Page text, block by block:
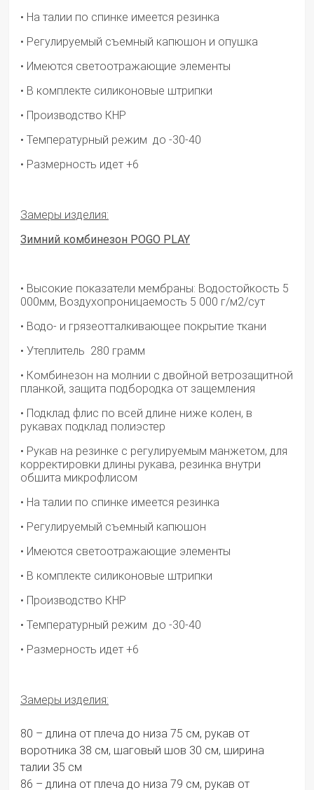
• На талии по спинке имеется резинка
• Регулируемый съемный капюшон и опушка
• Имеются светоотражающие элементы
• В комплекте силиконовые штрипки
• Производство КНР
• Температурный режим до -30-40
• Размерность идет +6
Замеры изделия:
Зимний комбинезон POGO PLAY
• Высокие показатели мембраны: Водостойкость 5
000мм, Воздухопроницаемость 5 000 г/м2/сут
• Водо- и грязеотталкивающее покрытие ткани
• Утеплитель 280 грамм
• Комбинезон на молнии с двойной ветрозащитной
планкой, защита подбородка от защемления
• Подклад флис по всей длине ниже колен, в
рукавах подклад полиэстер
• Рукав на резинке с регулируемым манжетом, для
корректировки длины рукава, резинка внутри
обшита микрофлисом
• На талии по спинке имеется резинка
• Регулируемый съемный капюшон
• Имеются светоотражающие элементы
• В комплекте силиконовые штрипки
• Производство КНР
• Температурный режим до -30-40
• Размерность идет +6
Замеры изделия:
80 – длина от плеча до низа 75 см, рукав от
воротника 38 см, шаговый шов 30 см, ширина
талии 35 см
86 – длина от плеча до низа 79 см, рукав от